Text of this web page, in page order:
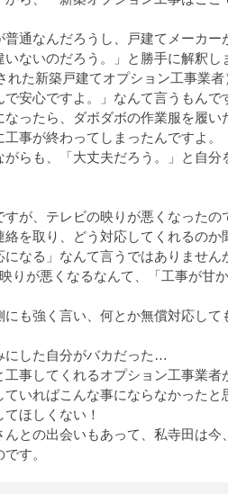
普通なんだろうし、戸建てメーカ
いないのだろう。」と勝手に解釈し
れた新築戸建てオプション工事業
で安心ですよ。」なんて言うもん
なったら、ダボダボの作業服を履
事が終わってしまったんですよ。
がらも、「大丈夫だろう。」と自
が、テレビの映りが悪くなったの
絡を取り、どう対応してくれるの
なる」なんて言うではありません
りが悪くなるなんて、「工事が甘
にも強く言い、何とか無償対応し
にした自分がバカだった…
工事してくれるオプション工事業
ていればこんな事にならなかった
ほしくない！
んとの出会いもあって、私寺田は
す。